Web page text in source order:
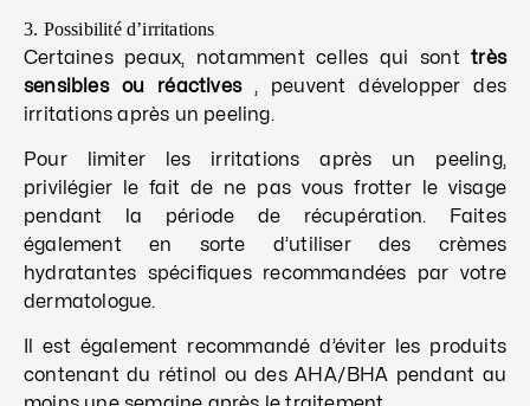
3. Possibilité d’irritations
Certaines peaux, notamment celles qui sonttrès
sensibles ou réactives , peuvent développer des
irritations après un peeling.
Pour limiter les irritations après un peeling,
privilégier le fait de ne pas vous frotter le visage
pendant la période de récupération. Faites
également en sorte d’utiliser des crèmes
hydratantes spécifiques recommandées par votre
dermatologue.
Il est également recommandé d’éviter les produits
contenant du rétinol ou des AHA/BHA pendant au